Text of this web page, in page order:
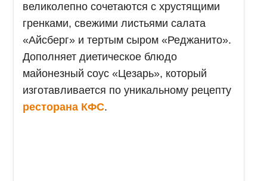
великолепно сочетаются с хрустящими
гренками, свежими листьями салата
«Айсберг» и тертым сыром «Реджанито».
Дополняет диетическое блюдо
майонезный соус «Цезарь», который
изготавливается по уникальному рецепту
ресторана КФС.